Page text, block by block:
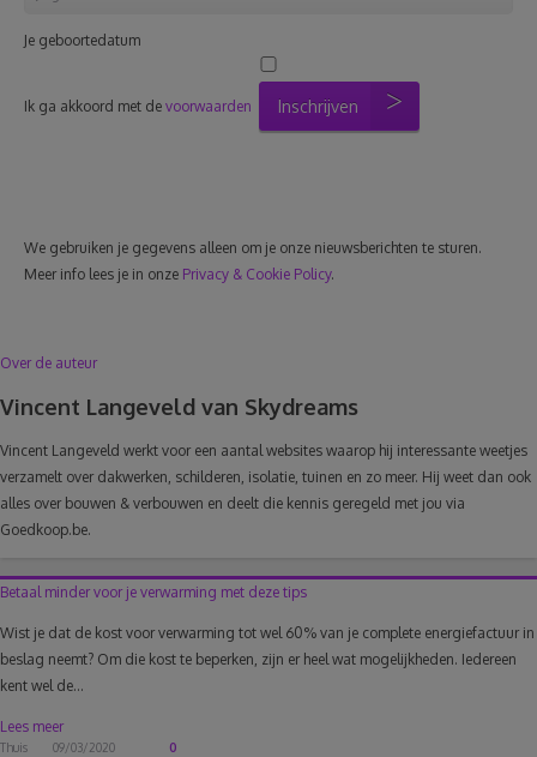
Je geboortedatum
Ik ga akkoord met de voorwaarden Inschrijven
We gebruiken je gegevens alleen om je onze nieuwsberichten te sturen.
Meer info lees je in onze Privacy & Cookie Policy.
Over de auteur
Vincent Langeveld van Skydreams
Vincent Langeveld werkt voor een aantal websites waarop hij interessante weetjes
verzamelt over dakwerken, schilderen, isolatie, tuinen en zo meer. Hij weet dan ook
alles over bouwen & verbouwen en deelt die kennis geregeld met jou via
Goedkoop.be.
Betaal minder voor je verwarming met deze tips
Wist je dat de kost voor verwarming tot wel 60% van je complete energiefactuur in
beslag neemt? Om die kost te beperken, zijn er heel wat mogelijkheden. Iedereen
kent wel de...
Lees meer
Thuis 09/03/2020 0